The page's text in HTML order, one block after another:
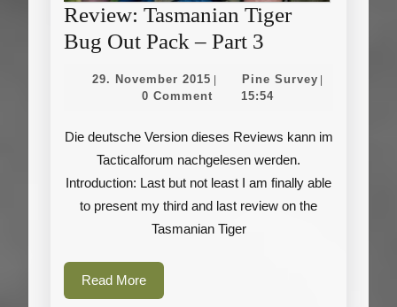
Review: Tasmanian Tiger
Bug Out Pack – Part 3
Tiger
Out
Pack
–
29. November 201529.
November
Pine SurveyPine
0 Comment 15:54
Die deutsche Version dieses Reviews kann im
Tacticalforum nachgelesen werden.
Introduction: Last but not least I am finally able
to present my third and last review on the
Tasmanian Tiger
Read MoreRead
More